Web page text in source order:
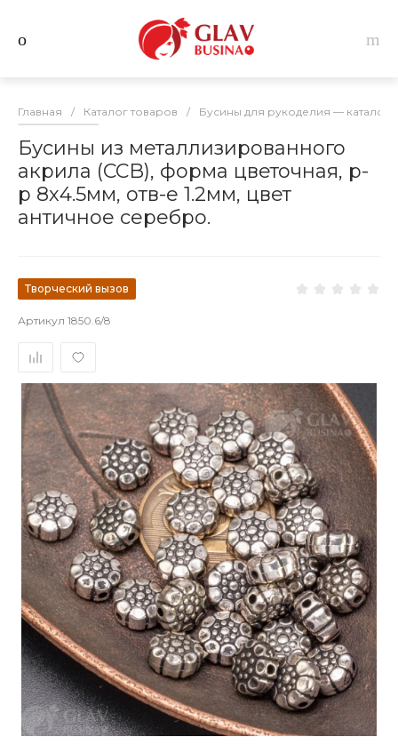
Главная / Каталог товаров / Бусины для рукоделия — каталог
Бусины из металлизированного
акрила (CCB), форма цветочная, р-
р 8х4.5мм, отв-е 1.2мм, цвет
античное серебро.
Творческий вызов
Артикул 1850.6/8